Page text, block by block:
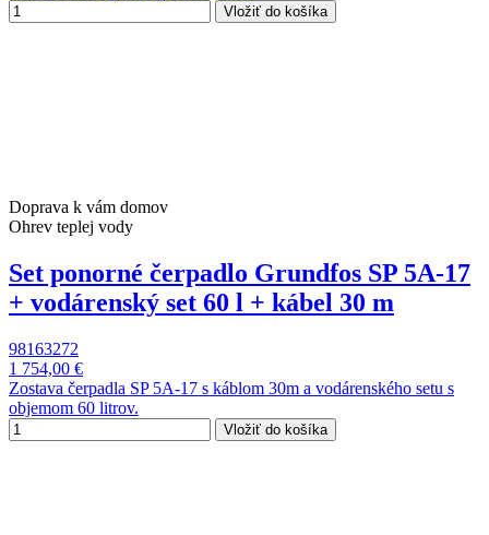
Vložiť do košíka
Doprava k vám domov
Ohrev teplej vody
Set ponorné čerpadlo Grundfos SP 5A-17
+ vodárenský set 60 l + kábel 30 m
98163272
1 754,00 €
Zostava čerpadla SP 5A-17 s káblom 30m a vodárenského setu s
objemom 60 litrov.
Vložiť do košíka